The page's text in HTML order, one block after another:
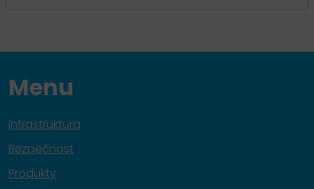
Menu
Infrastruktura
Bezpečnost
Produkty